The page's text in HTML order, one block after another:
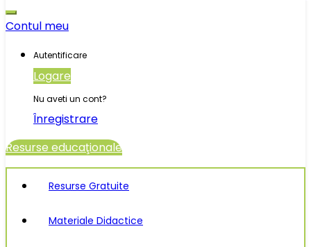
Contul meu
Autentificare
Logare
Nu aveti un cont?
Înregistrare
Resurse educaţionale
Resurse Gratuite
Materiale Didactice